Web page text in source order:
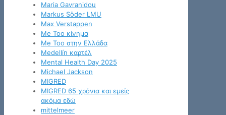
Maria Gavranidou
Markus Söder LMU
Max Verstappen
Me Too κίνημα
Me Too στην Ελλάδα
Medellín καρτέλ
Mental Health Day 2025
Michael Jackson
MIGRED
MIGRED 65 χρόνια και εμείς
ακόμα εδώ
mittelmeer